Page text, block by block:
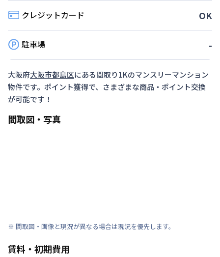
クレジットカード OK
駐車場 -
大阪府大阪市都島区にある間取り1Kのマンスリーマンション
物件です。ポイント獲得で、さまざまな商品・ポイント交換
が可能です！
間取図・写真
※ 間取図・画像と現況が異なる場合は現況を優先します。
賃料・初期費用